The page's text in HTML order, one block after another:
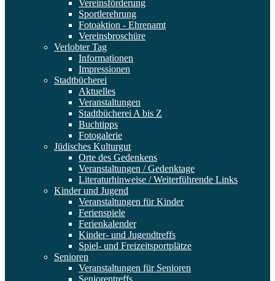
Vereinsförderung
Sportlerehrung
Fotoaktion - Ehrenamt
Vereinsbroschüre
Verlobter Tag
Informationen
Impressionen
Stadtbücherei
Aktuelles
Veranstaltungen
Stadtbücherei A bis Z
Buchtipps
Fotogalerie
Jüdisches Kulturgut
Orte des Gedenkens
Veranstaltungen / Gedenktage
Literaturhinweise / Weiterführende Links
Kinder und Jugend
Veranstaltungen für Kinder
Ferienspiele
Ferienkalender
Kinder- und Jugendtreffs
Spiel- und Freizeitsportplätze
Senioren
Veranstaltungen für Senioren
Seniorentreffs